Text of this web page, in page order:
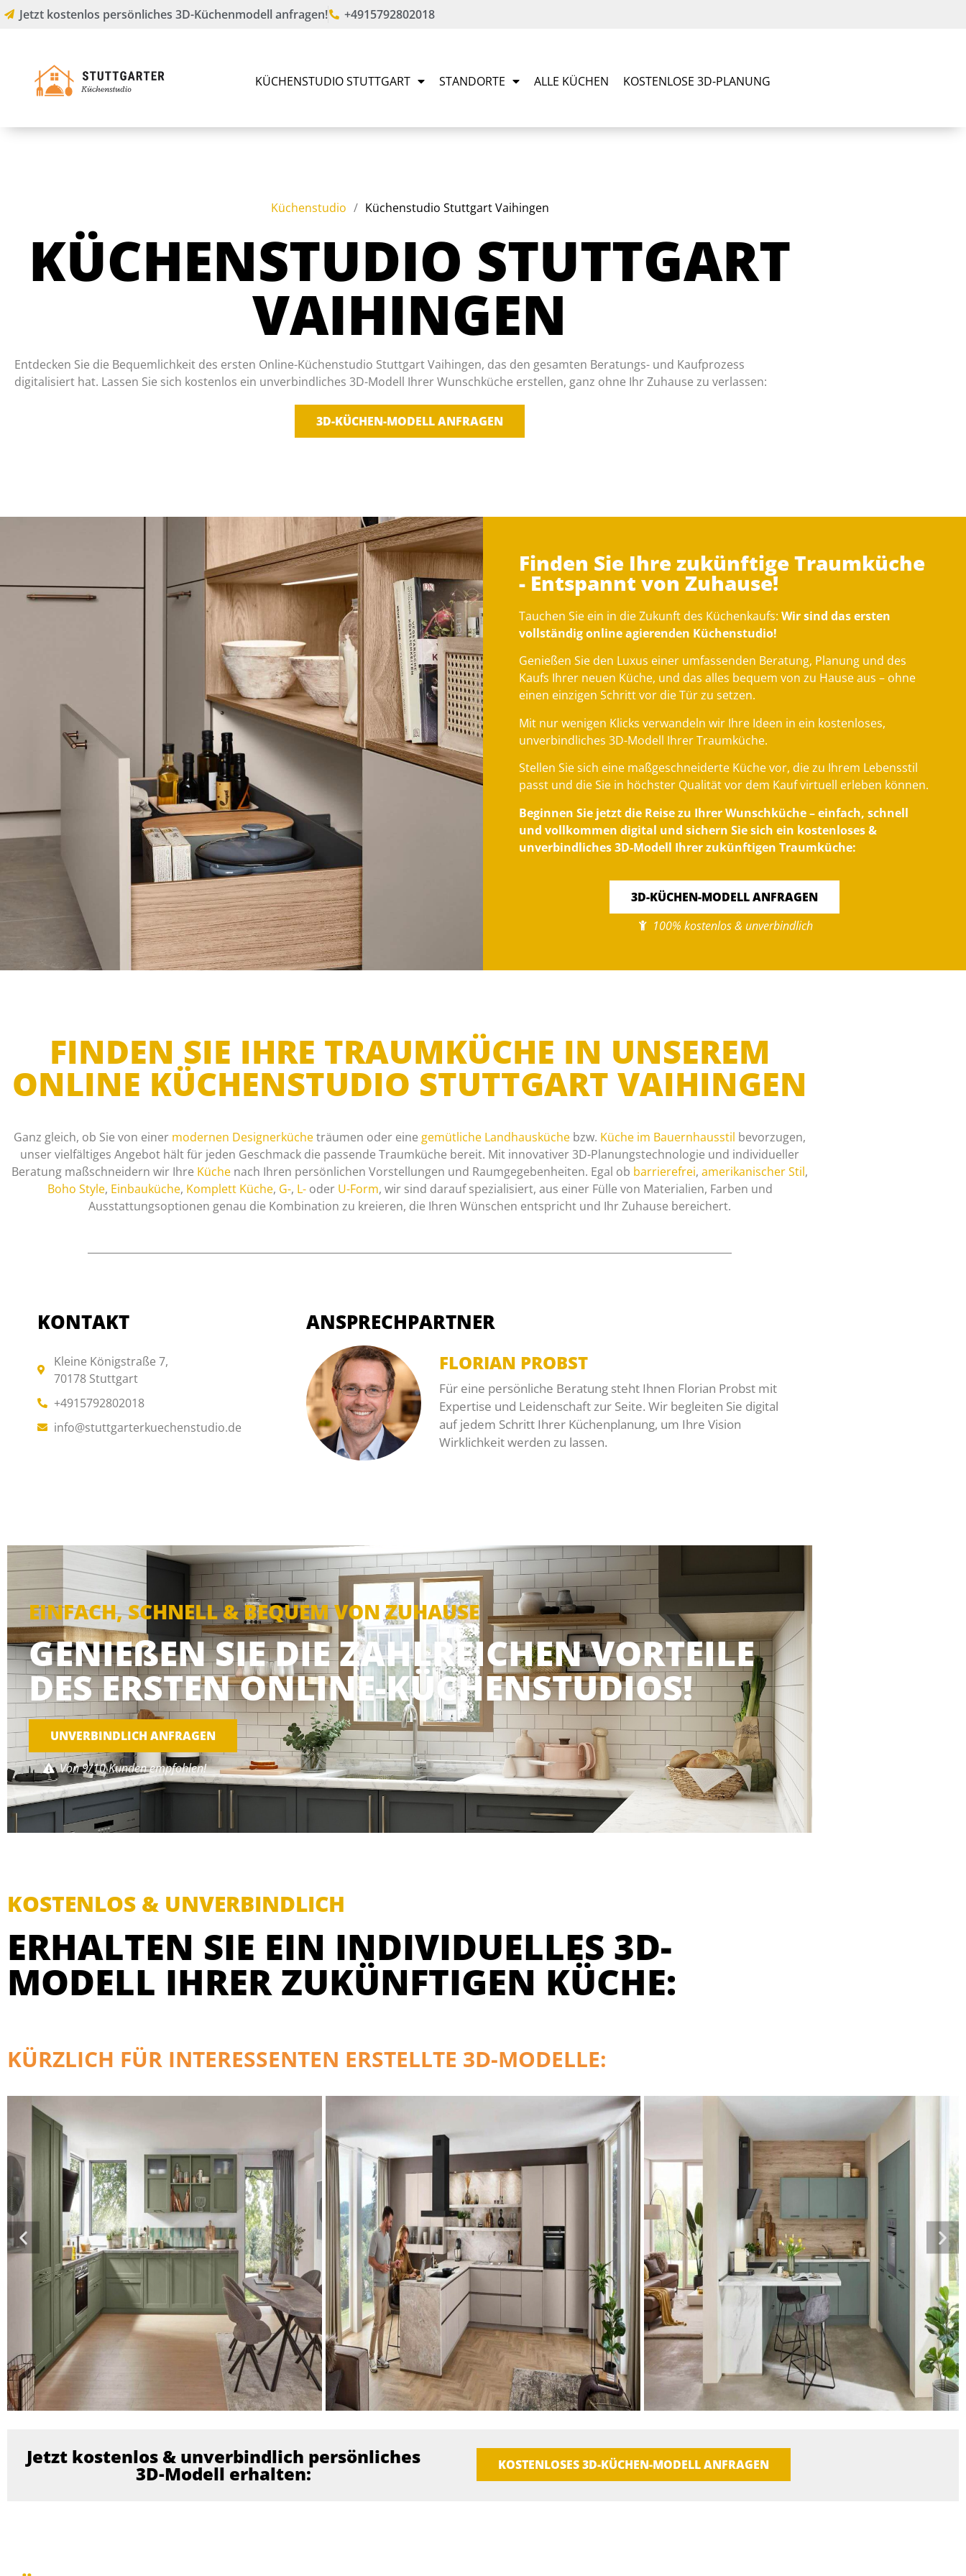
Jetzt kostenlos persönliches 3D-Küchenmodell anfragen! +4915792802018
KÜCHENSTUDIO STUTTGART STANDORTE ALLE KÜCHEN KOSTENLOSE 3D-PLANUNG
Küchenstudio / Küchenstudio Stuttgart Vaihingen
KÜCHENSTUDIO STUTTGART
VAIHINGEN
Entdecken Sie die Bequemlichkeit des ersten Online-Küchenstudio Stuttgart Vaihingen, das den gesamten Beratungs- und Kaufprozess
digitalisiert hat. Lassen Sie sich kostenlos ein unverbindliches 3D-Modell Ihrer Wunschküche erstellen, ganz ohne Ihr Zuhause zu verlassen:
3D-KÜCHEN-MODELL ANFRAGEN
Finden Sie Ihre zukünftige Traumküche
- Entspannt von Zuhause!
Tauchen Sie ein in die Zukunft des Küchenkaufs: Wir sind das ersten
vollständig online agierenden Küchenstudio!
Genießen Sie den Luxus einer umfassenden Beratung, Planung und des
Kaufs Ihrer neuen Küche, und das alles bequem von zu Hause aus – ohne
einen einzigen Schritt vor die Tür zu setzen.
Mit nur wenigen Klicks verwandeln wir Ihre Ideen in ein kostenloses,
unverbindliches 3D-Modell Ihrer Traumküche.
Stellen Sie sich eine maßgeschneiderte Küche vor, die zu Ihrem Lebensstil
passt und die Sie in höchster Qualität vor dem Kauf virtuell erleben können.
Beginnen Sie jetzt die Reise zu Ihrer Wunschküche – einfach, schnell
und vollkommen digital und sichern Sie sich ein kostenloses &
unverbindliches 3D-Modell Ihrer zukünftigen Traumküche:
3D-KÜCHEN-MODELL ANFRAGEN
100% kostenlos & unverbindlich
FINDEN SIE IHRE TRAUMKÜCHE IN UNSEREM
ONLINE KÜCHENSTUDIO STUTTGART VAIHINGEN
Ganz gleich, ob Sie von einer modernen Designerkücheträumen oder eine gemütliche Landhausküche bzw. Küche im Bauernhausstil bevorzugen,
unser vielfältiges Angebot hält für jeden Geschmack die passende Traumküche bereit. Mit innovativer 3D-Planungstechnologie und individueller
Beratung maßschneidern wir Ihre Küche nach Ihren persönlichen Vorstellungen und Raumgegebenheiten. Egal ob barrierefrei, amerikanischer Stil,
Boho Style, Einbauküche, Komplett Küche, G-, L-oder U-Form, wir sind darauf spezialisiert, aus einer Fülle von Materialien, Farben und
Ausstattungsoptionen genau die Kombination zu kreieren, die Ihren Wünschen entspricht und Ihr Zuhause bereichert.
KONTAKT
Kleine Königstraße 7,
70178 Stuttgart
+4915792802018
info@stuttgarterkuechenstudio.de
ANSPRECHPARTNER
FLORIAN PROBST
Für eine persönliche Beratung steht Ihnen Florian Probst mit
Expertise und Leidenschaft zur Seite. Wir begleiten Sie digital
auf jedem Schritt Ihrer Küchenplanung, um Ihre Vision
Wirklichkeit werden zu lassen.
EINFACH, SCHNELL & BEQUEM VON ZUHAUSE
GENIEßEN SIE DIE ZAHLREICHEN VORTEILE
DES ERSTEN ONLINE-KÜCHENSTUDIOS!
UNVERBINDLICH ANFRAGEN
Von 9/10 Kunden empfohlen!
KOSTENLOS & UNVERBINDLICH
ERHALTEN SIE EIN INDIVIDUELLES 3D-
MODELL IHRER ZUKÜNFTIGEN KÜCHE:
KÜRZLICH FÜR INTERESSENTEN ERSTELLTE 3D-MODELLE:
Jetzt kostenlos & unverbindlich persönliches
3D-Modell erhalten: KOSTENLOSES 3D-KÜCHEN-MODELL ANFRAGEN